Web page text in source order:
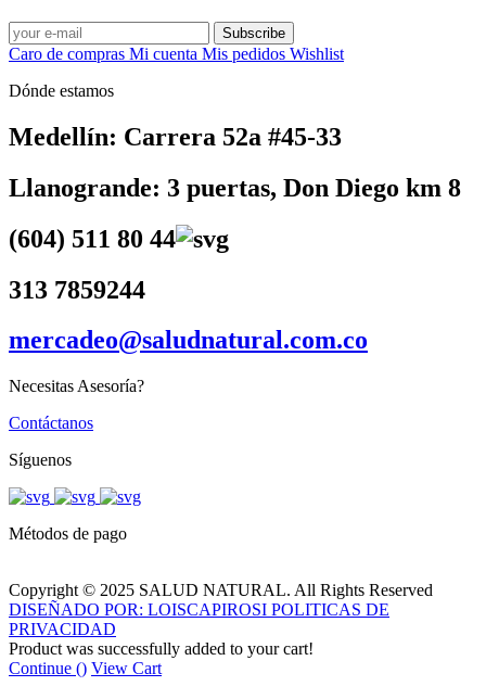
Subscribe
Caro de compras Mi cuenta Mis pedidos Wishlist
Dónde estamos
Medellín: Carrera 52a #45-33
Llanogrande: 3 puertas, Don Diego km 8
(604) 511 80 44
313 7859244
mercadeo@saludnatural.com.co
Necesitas Asesoría?
Contáctanos
Síguenos
Métodos de pago
Copyright © 2025 SALUD NATURAL. All Rights Reserved
DISEÑADO POR: LOISCAPIROSI POLITICAS DE
PRIVACIDAD
Product was successfully added to your cart!
Continue () View Cart